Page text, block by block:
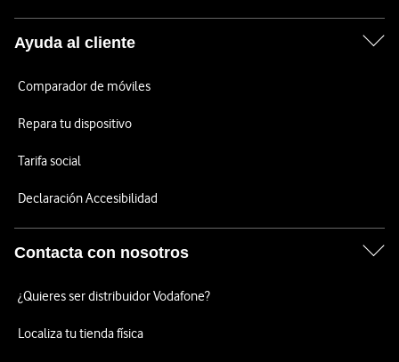
Ayuda al cliente
Comparador de móviles
Repara tu dispositivo
Tarifa social
Declaración Accesibilidad
Contacta con nosotros
¿Quieres ser distribuidor Vodafone?
Localiza tu tienda física